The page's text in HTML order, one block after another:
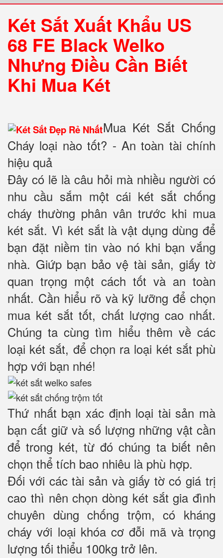
Két Sắt Xuất Khẩu US
68 FE Black Welko
Nhưng Điều Cần Biết
Khi Mua Két
Mua Két Sắt Chống
Cháy loại nào tốt? - An toàn tài chính
hiệu quả
Đây có lẽ là câu hỏi mà nhiều người có
nhu cầu sắm một cái két sắt chống
cháy thường phân vân trước khi mua
két sắt. Vì két sắt là vật dụng dùng để
bạn đặt niềm tin vào nó khi bạn vắng
nhà. Giứp bạn bảo vệ tài sản, giấy tờ
quan trọng một cách tốt và an toàn
nhất. Cần hiểu rõ và kỹ lưỡng để chọn
mua két sắt tốt, chất lượng cao nhất.
Chúng ta cùng tìm hiểu thêm về các
loại két sắt, để chọn ra loại két sắt phù
hợp với bạn nhé!
Thứ nhất bạn xác định loại tài sản mà
bạn cất giữ và số lượng những vật cần
để trong két, từ đó chúng ta biết nên
chọn thể tích bao nhiêu là phù hợp.
Đối với các tài sản và giấy tờ có giá trị
cao thì nên chọn dòng két sắt gia đình
chuyên dùng chống trộm, có kháng
cháy với loại khóa cơ đỗi mã và trọng
lượng tối thiểu 100kg trở lên.